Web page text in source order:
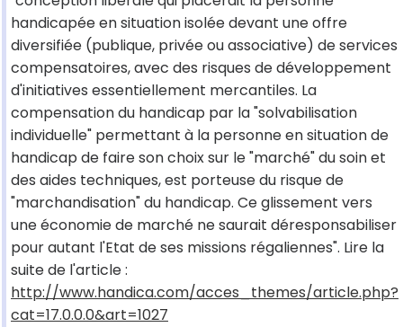
handicapée en situation isolée devant une offre
diversifiée (publique, privée ou associative) de services
compensatoires, avec des risques de développement
d'initiatives essentiellement mercantiles. La
compensation du handicap par la "solvabilisation
individuelle" permettant à la personne en situation de
handicap de faire son choix sur le "marché" du soin et
des aides techniques, est porteuse du risque de
"marchandisation" du handicap. Ce glissement vers
une économie de marché ne saurait déresponsabiliser
pour autant l'Etat de ses missions régaliennes". Lire la
suite de l'article :
http://www.handica.com/acces_themes/article.php?
cat=17.0.0.0&art=1027